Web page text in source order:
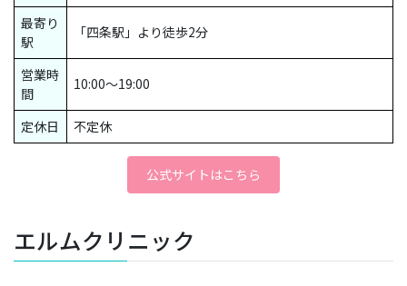
最寄り
駅
「四条駅」より徒歩2分
営業時
間
10:00〜19:00
定休日 不定休
公式サイトはこちら
エルムクリニック